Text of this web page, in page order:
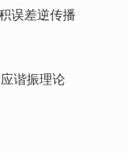
误差逆传播
谐振理论